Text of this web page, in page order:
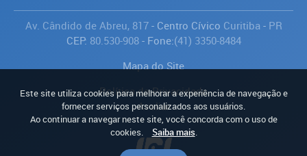
Av. Cândido de Abreu, 817- Centro Cívico Curitiba - PR
CEP: 80.530-908- Fone:(41) 3350-8484
Mapa do Site
Política de Privacidade
Avaliar
Este site utiliza cookies para melhorar a experiência de navegação e
fornecer serviços personalizados aos usuários.
Ao continuar a navegar neste site, você concorda com o uso de
cookies.
Saiba mais.